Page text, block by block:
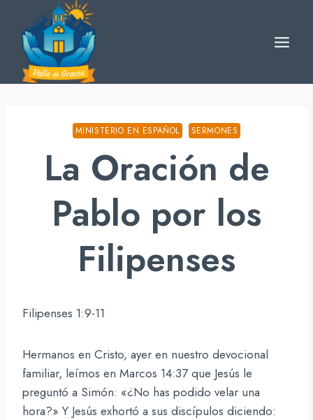
content
MINISTERIO EN ESPAÑOL SERMONES
La Oración de
Pablo por los
Filipenses
Filipenses 1:9-11
Hermanos en Cristo, ayer en nuestro devocional
familiar, leímos en Marcos 14:37 que Jesús le
preguntó a Simón: «¿No has podido velar una
hora?» Y Jesús exhortó a sus discípulos diciendo: